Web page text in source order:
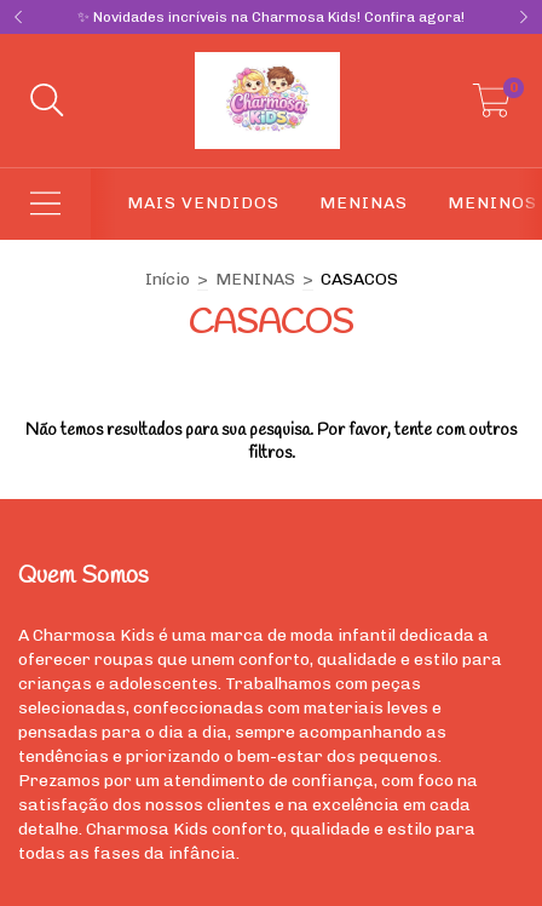
✨ Novidades incríveis na Charmosa Kids! Confira agora!
0
MAIS VENDIDOS MENINAS MENINOS
Início > MENINAS > CASACOS
CASACOS
Não temos resultados para sua pesquisa. Por favor, tente com outros
filtros.
Quem Somos
A Charmosa Kids é uma marca de moda infantil dedicada a
oferecer roupas que unem conforto, qualidade e estilo para
crianças e adolescentes. Trabalhamos com peças
selecionadas, confeccionadas com materiais leves e
pensadas para o dia a dia, sempre acompanhando as
tendências e priorizando o bem-estar dos pequenos.
Prezamos por um atendimento de confiança, com foco na
satisfação dos nossos clientes e na excelência em cada
detalhe. Charmosa Kids conforto, qualidade e estilo para
todas as fases da infância.